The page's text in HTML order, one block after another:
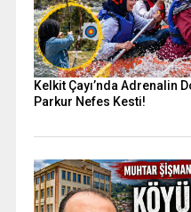
Kelkit Çayı’nda Adrenalin
Parkur Nefes Kesti!